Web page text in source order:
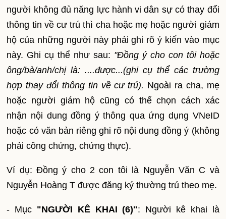
người không đủ năng lực hành vi dân sự có thay đổi
thông tin về cư trú thì cha hoặc mẹ hoặc người giám
hộ của những người này phải ghi rõ ý kiến vào mục
này. Ghi cụ thể như sau: "Đồng ý cho con tôi hoặc
ông/bà/anh/chị là: ....được...(ghi cụ thể các trường
hợp thay đổi thông tin về cư trú). Ngoài ra cha, mẹ
hoặc người giám hộ cũng có thể chọn cách xác
nhận nội dung đồng ý thông qua ứng dụng VNeID
hoặc có văn bản riêng ghi rõ nội dung đồng ý (không
phải công chứng, chứng thực).
Ví dụ: Đồng ý cho 2 con tôi là Nguyễn Văn C và
Nguyễn Hoàng T được đăng ký thường trú theo mẹ.
- Mục "NGƯỜI KÊ KHAI (6)": Người kê khai là